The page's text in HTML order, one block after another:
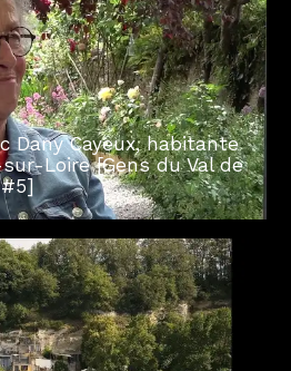
Dany Cayeux, habitante
Loire [Gens du Val de